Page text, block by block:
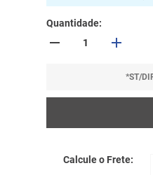
Quantidade
*ST/
Calcule o Frete: